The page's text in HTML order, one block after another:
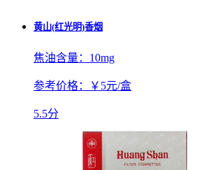
黄山(红光明)香烟
焦油含量： 10mg
参考价格： ￥5元/盒
5.5分